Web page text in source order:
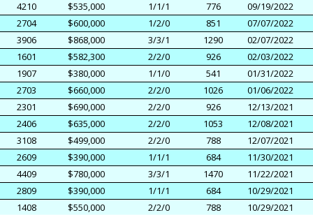
4210
$535,000 1/1/1 776
09/19/2022
2704
$600,000 1/2/0 851
07/07/2022
3906
$868,000 3/3/1 1290
02/07/2022
1601
$582,300 2/2/0 926
02/03/2022
1907
$380,000 1/1/0 541
01/31/2022
2703
$660,000 2/2/0 1026
01/06/2022
2301
$690,000 2/2/0 926
12/13/2021
2406
$635,000 2/2/0 1053
12/08/2021
3108
$499,000 2/2/0 788
12/07/2021
2609
$390,000 1/1/1 684
11/30/2021
4409
$780,000 3/3/1 1470
11/22/2021
2809
$390,000 1/1/1 684
10/29/2021
1408
$550,000 2/2/0 788
10/29/2021